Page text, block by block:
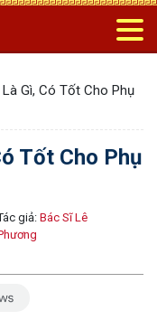
Gì, Có Tốt Cho Phụ
Tốt Cho Phụ
giả:Bác Sĩ Lê